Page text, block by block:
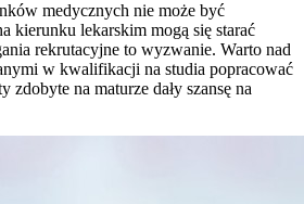
medycznych nie może być
kierunku lekarskim mogą się starać
rekrutacyjne to wyzwanie. Warto nad
w kwalifikacji na studia popracować
zdobyte na maturze dały szansę na